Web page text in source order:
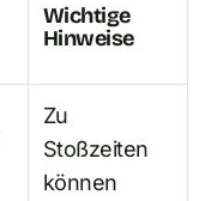
Wichtige
Hinweise
Zu
Stoßzeiten
können